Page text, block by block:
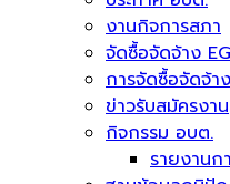
งานกิจการสภา
จัดซื้อจัดจ้าง
การจัดซื้อจัดจ้าง
ข่าวรับสมัครงาน
กิจกรรม อบต.
รายงานก